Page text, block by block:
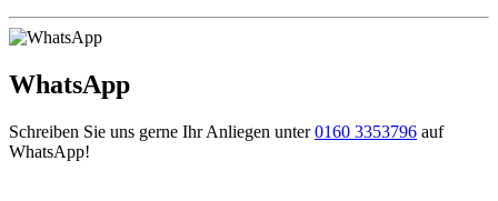
WhatsApp
Schreiben Sie uns gerne Ihr Anliegen unter0160 3353796 auf
WhatsApp!